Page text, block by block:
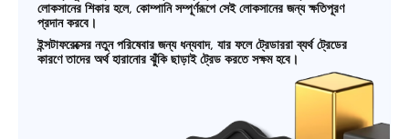
লোকসানের শিকার হলে, কোম্পানি সম্পূর্ণরূপে সেই লোকসানের জন্য ক্ষতিপূরণ
প্রদান করবে।
ইন্সটাফরেক্সের নতুন পরিষেবার জন্য ধন্যবাদ, যার ফলে ট্রেডাররা ব্যর্থ ট্রেডের
কারণে তাদের অর্থ হারানোর ঝুঁকি ছাড়াই ট্রেড করতে সক্ষম হবে।